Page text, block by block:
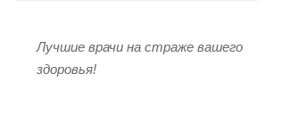
Лучшие врачи на страже вашего
здоровья!